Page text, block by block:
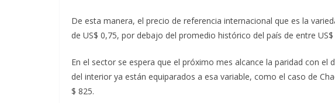
De esta manera, el precio de referencia internacional que es la
de US$ 0,75, por debajo del promedio histórico del país de entre
En el sector se espera que el próximo mes alcance la paridad con el
del interior ya están equiparados a esa variable, como el caso de
$ 825.